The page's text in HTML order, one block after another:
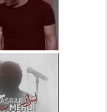
دانلود آهنگ
بهرام بنام نگار